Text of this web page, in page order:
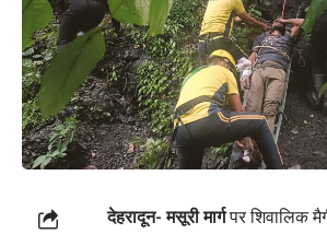
देहरादून- मसूरी मार्गपर शिवालिक